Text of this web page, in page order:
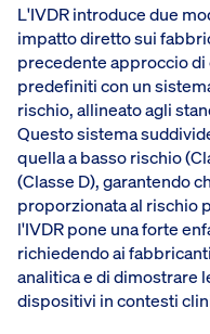
L'IVDR introduce due
impatto diretto sui
precedente approccio
predefiniti con un
rischio, allineato agli
Questo sistema
quella a basso rischio
(Classe D), garantendo
proporzionata al rischio
l'IVDR pone una forte
richiedendo ai
analitica e di dimostrare
dispositivi in contesti